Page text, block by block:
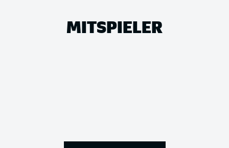
MITSPIELER